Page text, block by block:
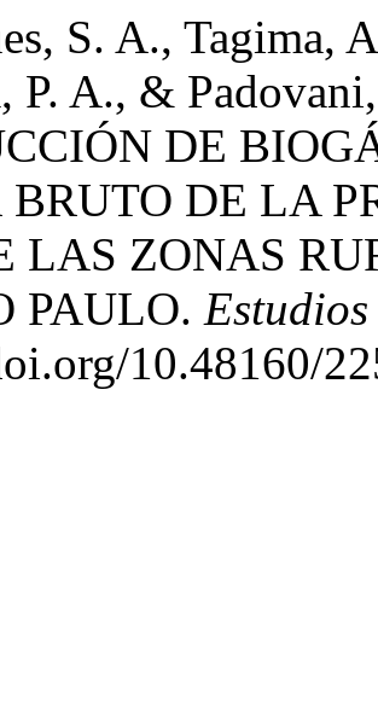
S. A., Tagima,
P. A., &
DE
BRUTO DE LA
LAS ZONAS
PAULO.
10.48160/